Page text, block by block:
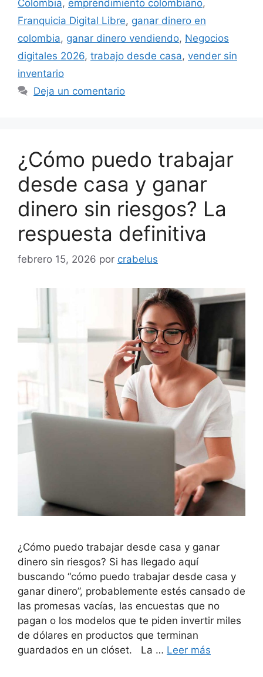
Colombia, emprendimiento colombiano,
Franquicia Digital Libre, ganar dinero en
colombia, ganar dinero vendiendo, Negocios
digitales 2026, trabajo desde casa, vender sin
inventario
Deja un comentario
¿Cómo puedo trabajar
desde casa y ganar
dinero sin riesgos? La
respuesta definitiva
febrero 15, 2026 por crabelus
¿Cómo puedo trabajar desde casa y ganar
dinero sin riesgos? Si has llegado aquí
buscando “cómo puedo trabajar desde casa y
ganar dinero”, probablemente estés cansado de
las promesas vacías, las encuestas que no
pagan o los modelos que te piden invertir miles
de dólares en productos que terminan
guardados en un clóset. La … Leer más